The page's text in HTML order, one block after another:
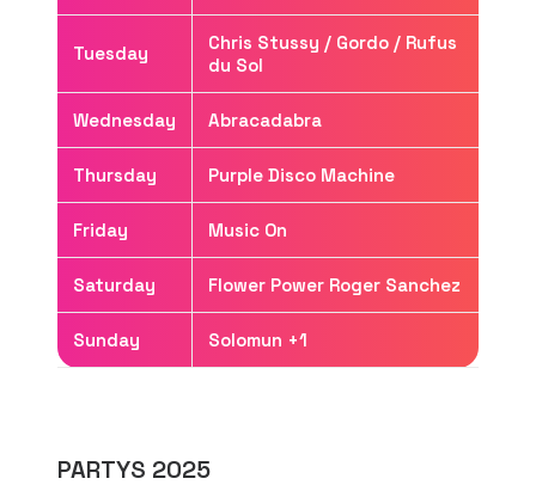
Tuesday
Chris Stussy / Gordo / Rufus
du Sol
Wednesday Abracadabra
Thursday Purple Disco Machine
Friday Music On
Saturday Flower Power Roger Sanchez
Sunday Solomun +1
PARTYS 2025